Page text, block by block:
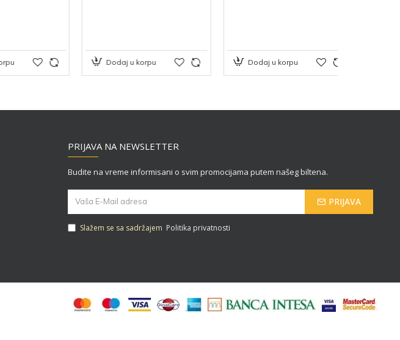
Dodaj u korpu Dodaj u korpu
PRIJAVA NA NEWSLETTER
Budite na vreme informisani o svim promocijama putem našeg biltena.
PRIJAVA
Slažem se sa sadržajem Politika privatnosti